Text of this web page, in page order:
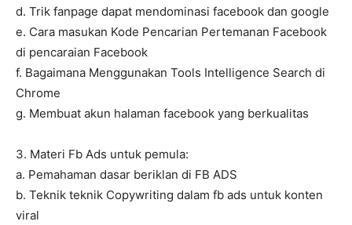
d. Trik fanpage dapat mendominasi facebook dan google
e. Cara masukan Kode Pencarian Pertemanan Facebook
di pencaraian Facebook
f. Bagaimana Menggunakan Tools Intelligence Search di
Chrome
g. Membuat akun halaman facebook yang berkualitas
3. Materi Fb Ads untuk pemula:
a. Pemahaman dasar beriklan di FB ADS
b. Teknik teknik Copywriting dalam fb ads untuk konten
viral